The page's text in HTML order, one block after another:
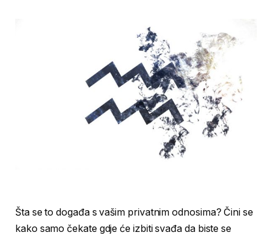
Šta se to događa s vašim privatnim odnosima? Čini se
kako samo čekate gdje će izbiti svađa da biste se